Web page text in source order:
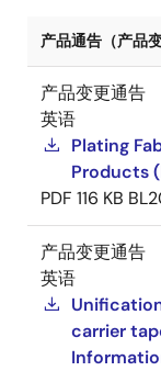
产品通告（产品
产品变更通告
英语
Plating
Products
PDF 116 KB
产品变更通告
英语
carrier